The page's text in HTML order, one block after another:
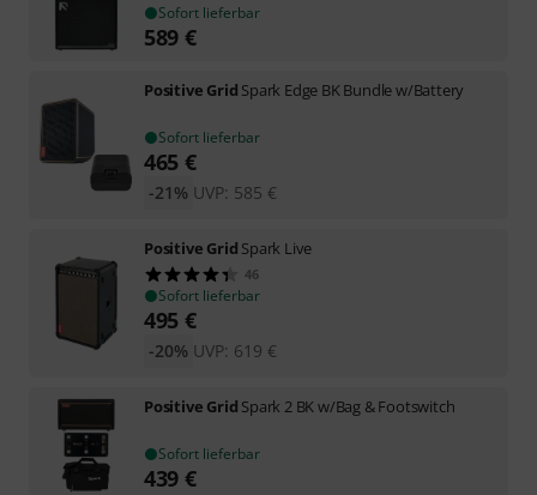
Sofort lieferbar
589 €
Positive Grid Spark Edge BK Bundle w/Battery
Sofort lieferbar
465 €
UVP: 585 €
-21%
Positive Grid Spark Live
46
Sofort lieferbar
495 €
UVP: 619 €
-20%
Positive Grid Spark 2 BK w/Bag & Footswitch
Sofort lieferbar
439 €